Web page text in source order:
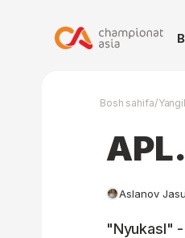
Bosh sahifa/
Aslanov
"Nyukasl"